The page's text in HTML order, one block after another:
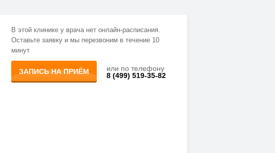
В этой клинике у врача нет онлайн-расписания.
Оставьте заявку и мы перезвоним в течение 10
минут
ЗАПИСЬ НА ПРИЁМ
или по телефону
8 (499) 519-35-82